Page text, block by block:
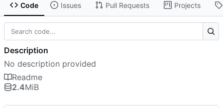
Code Issues Pull Requests Projects
Description
No description provided
Readme
2.4MiB